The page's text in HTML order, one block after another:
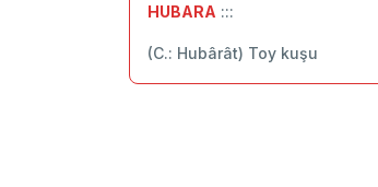
HUBARA :::
(C.: Hubârât) Toy kuşu